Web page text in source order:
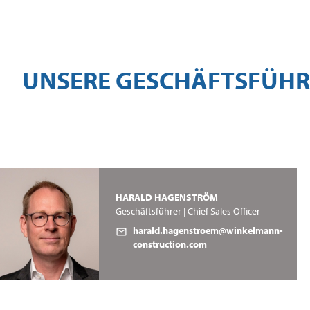
UNSERE
HARALD HAGENSTRÖM
Geschäftsführer | Chief Sales Officer
harald.hagenstroem@winkelmann-
construction.com